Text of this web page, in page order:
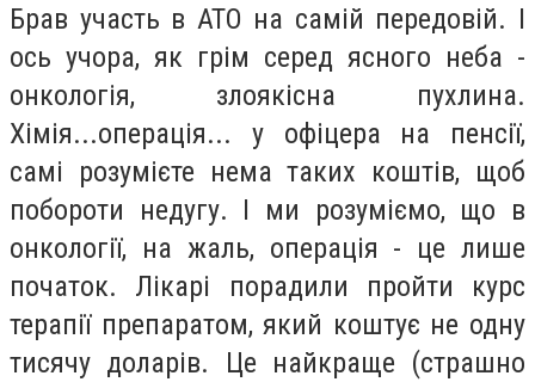
Брав участь в АТО на самій передовій. І
ось учора, як грім серед ясного неба -
онкологія, злоякісна пухлина.
Хімія...операція... у офіцера на пенсії,
самі розумієте нема таких коштів, щоб
побороти недугу. І ми розуміємо, що в
онкології, на жаль, операція - це лише
початок. Лікарі порадили пройти курс
терапії препаратом, який коштує не одну
тисячу доларів. Це найкраще (страшно